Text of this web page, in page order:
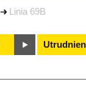
Linia 69B